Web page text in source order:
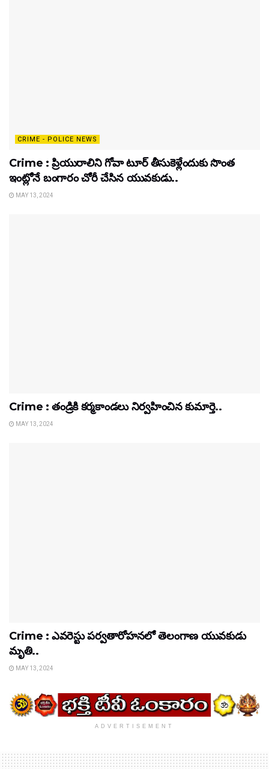
CRIME - POLICE NEWS
Crime : ప్రియురాలిని గోవా టూర్ తీసుకెళ్లేందుకు సొంత
ఇంట్లోనే బంగారం చోరీ చేసిన యువకుడు..
MAY 13, 2024
Crime : తండ్రికి కర్మకాండలు నిర్వహించిన కుమార్తె..
MAY 13, 2024
Crime : ఎవరెస్టు పర్వతారోహనలో తెలంగాణ యువకుడు
మృతి..
MAY 13, 2024
ADVERTISEMENT